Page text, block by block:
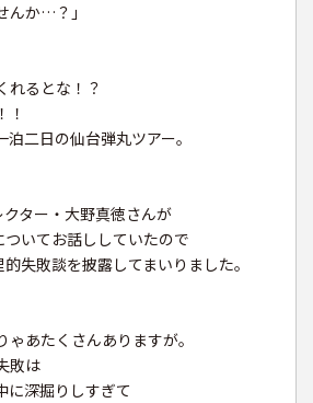
んか…？」
れるとな！？
！
二日の仙台弾丸ツアー。
ター・大野真徳さんが
ついてお話ししていたので
失敗談を披露してまいりました。
あたくさんありますが。
敗は
に深掘りしすぎて